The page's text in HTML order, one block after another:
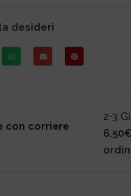
desideri
con corriere
2-3